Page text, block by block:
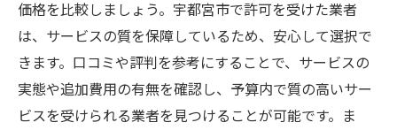
価格を比較しましょう。宇都宮市で許可を受けた業者
は、サービスの質を保障しているため、安心して選択で
きます。口コミや評判を参考にすることで、サービスの
実態や追加費用の有無を確認し、予算内で質の高いサー
ビスを受けられる業者を見つけることが可能です。ま